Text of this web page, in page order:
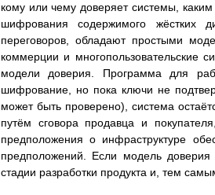
кому или чему доверяет системы,
шифрования содержимого жёстких
переговоров, обладают простыми
коммерции и многопользовательские
модели доверия. Программа для
шифрование, но пока ключи не
может быть проверено), система
путём сговора продавца и
предположения о инфраструктуре
предположений. Если модель
стадии разработки продукта и, тем